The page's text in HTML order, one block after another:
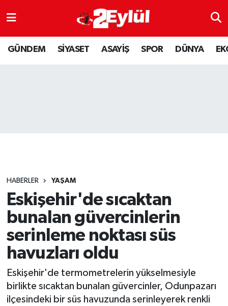
GÜNDEM SİYASET ASAYİŞ SPOR DÜNYA
HABERLER YAŞAM
Eskişehir'de sıcaktan
bunalan güvercinlerin
serinleme noktası süs
havuzları oldu
Eskişehir'de termometrelerin yükselmesiyle
birlikte sıcaktan bunalan güvercinler, Odunpazarı
ilçesindeki bir süs havuzunda serinleyerek renkli
ASAYİŞ
DÜNYA
SPOR
YAŞAM
Nöbetçi Eczaneler
Hava Durumu
Son Dakika Haberleri
Haber Arşivi